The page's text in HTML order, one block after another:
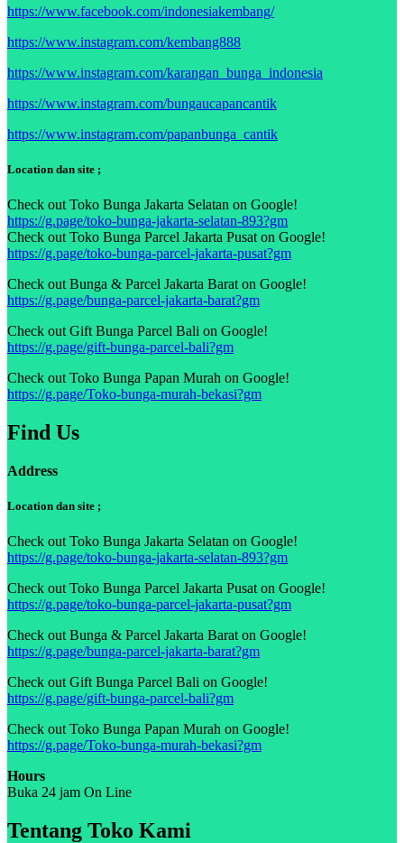
https://www.facebook.com/indonesiakembang/
https://www.instagram.com/kembang888
https://www.instagram.com/karangan_bunga_indonesia
https://www.instagram.com/bungaucapancantik
https://www.instagram.com/papanbunga_cantik
Location dan site ;
Check out Toko Bunga Jakarta Selatan on Google!
https://g.page/toko-bunga-jakarta-selatan-893?gm
Check out Toko Bunga Parcel Jakarta Pusat on Google!
https://g.page/toko-bunga-parcel-jakarta-pusat?gm
Check out Bunga & Parcel Jakarta Barat on Google!
https://g.page/bunga-parcel-jakarta-barat?gm
Check out Gift Bunga Parcel Bali on Google!
https://g.page/gift-bunga-parcel-bali?gm
Check out Toko Bunga Papan Murah on Google!
https://g.page/Toko-bunga-murah-bekasi?gm
Find Us
Address
Location dan site ;
Check out Toko Bunga Jakarta Selatan on Google!
https://g.page/toko-bunga-jakarta-selatan-893?gm
Check out Toko Bunga Parcel Jakarta Pusat on Google!
https://g.page/toko-bunga-parcel-jakarta-pusat?gm
Check out Bunga & Parcel Jakarta Barat on Google!
https://g.page/bunga-parcel-jakarta-barat?gm
Check out Gift Bunga Parcel Bali on Google!
https://g.page/gift-bunga-parcel-bali?gm
Check out Toko Bunga Papan Murah on Google!
https://g.page/Toko-bunga-murah-bekasi?gm
Hours
Buka 24 jam On Line
Tentang Toko Kami